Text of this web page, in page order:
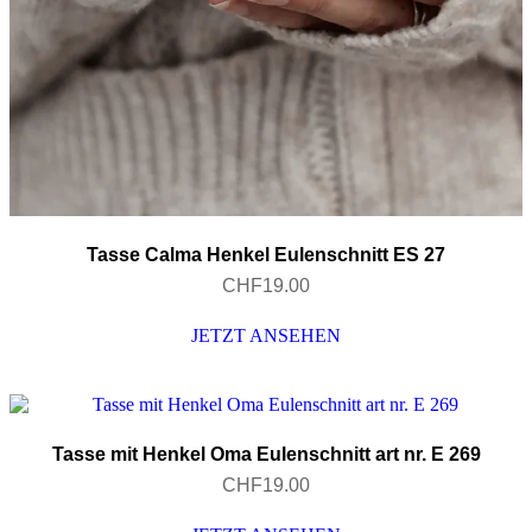
Tasse Calma Henkel Eulenschnitt ES 27
CHF19.00
JETZT ANSEHEN
Tasse mit Henkel Oma Eulenschnitt art nr. E 269
CHF19.00